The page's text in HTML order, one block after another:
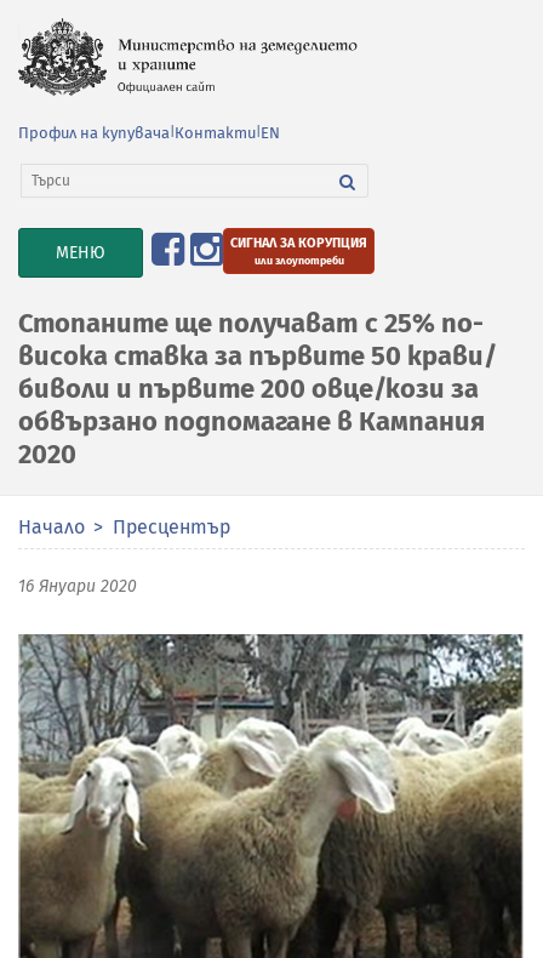
Профил на купувача Контакти EN
TOGGLE
NAVIGATION
МЕНЮ СИГНАЛ ЗА КОРУПЦИЯ
или злоупотреби
Стопаните ще получават с 25% по-
висока ставка за първите 50 крави/
биволи и първите 200 овце/кози за
обвързано подпомагане в Кампания
2020
Начало Пресцентър
16 Януари 2020